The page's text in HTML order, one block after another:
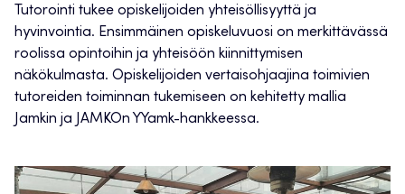
Tutorointi tukee opiskelijoiden yhteisöllisyyttä ja
hyvinvointia. Ensimmäinen opiskeluvuosi on merkittävässä
roolissa opintoihin ja yhteisöön kiinnittymisen
näkökulmasta. Opiskelijoiden vertaisohjaajina toimivien
tutoreiden toiminnan tukemiseen on kehitetty mallia
Jamkin ja JAMKOn YYamk-hankkeessa.